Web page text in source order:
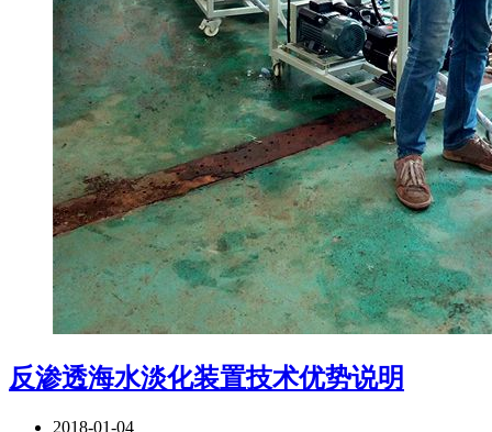
反渗透海水淡化装置技术优势说明
2018-01-04